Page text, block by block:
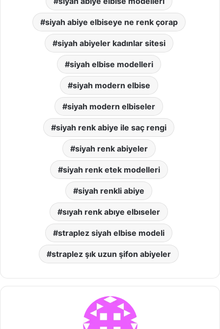
siyah abiye elbiseye ne renk çorap
siyah abiyeler kadınlar sitesi
siyah elbise modelleri
siyah modern elbise
siyah modern elbiseler
siyah renk abiye ile saç rengi
siyah renk abiyeler
siyah renk etek modelleri
siyah renkli abiye
sıyah renk abıye elbıseler
straplez siyah elbise modeli
straplez şık uzun şifon abiyeler